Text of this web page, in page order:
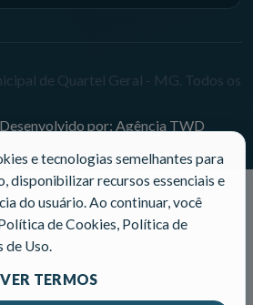
de Quartel Geral - MG. Todos os
Desenvolvido por: Agência TWD
e tecnologias semelhantes para
disponibilizar recursos essenciais e
do usuário. Ao continuar, você
de Cookies, Política de
de Uso.
VER TERMOS